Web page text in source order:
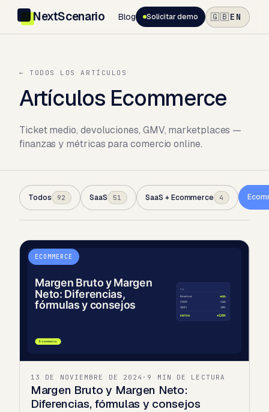
NextScenario Blog Solicitar demo 🇬🇧EN
← TODOS LOS ARTÍCULOS
Artículos Ecommerce
Ticket medio, devoluciones, GMV, marketplaces —
finanzas y métricas para comercio online.
Todos 92 SaaS 51 SaaS + Ecommerce 4
ECOMMERCE
13 DE NOVIEMBRE DE 2024 · 9 MIN DE LECTURA
Margen Bruto y Margen Neto:
Diferencias, fórmulas y consejos